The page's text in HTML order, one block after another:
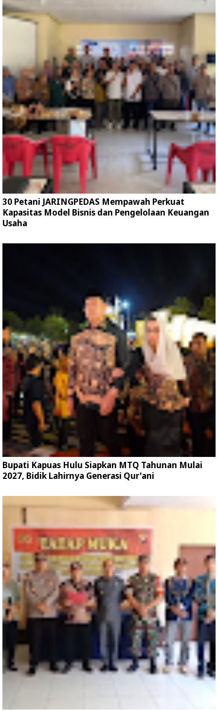
30 Petani JARINGPEDAS Mempawah Perkuat
Kapasitas Model Bisnis dan Pengelolaan Keuangan
Usaha
Bupati Kapuas Hulu Siapkan MTQ Tahunan Mulai
2027, Bidik Lahirnya Generasi Qur'ani